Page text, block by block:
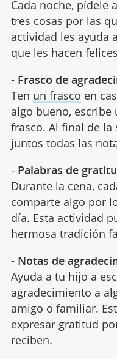
Cada noche, pídele
tres cosas por las
actividad les ayuda
que les hacen
- Frasco de
Ten un frasco en
algo bueno, escribe
frasco. Al final de la
juntos todas las
- Palabras de
Durante la cena,
comparte algo por
día. Esta actividad
hermosa tradición
- Notas de
Ayuda a tu hijo a
agradecimiento a
amigo o familiar.
expresar gratitud
reciben.